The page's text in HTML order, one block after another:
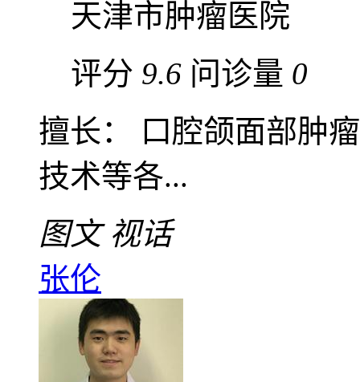
天津市肿瘤医院
评分 9.6 问诊量 0
擅长： 口腔颌面部肿
技术等各...
图文 视话
张伦